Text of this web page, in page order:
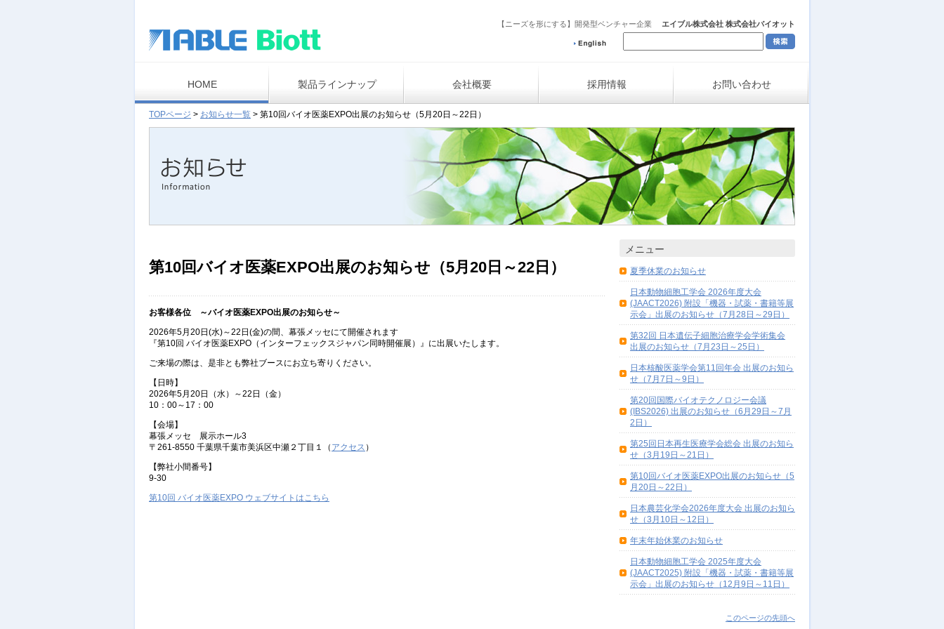
【ニーズを形にする】開発型ベンチャー企業 エイブル株式会社 株式会社バイオット
HOME 製品ラインナップ 会社概要 採用情報 お問い合わせ
TOPページ > お知らせ一覧 > 第10回バイオ医薬EXPO出展のお知らせ（5月20日～22日）
第10回バイオ医薬EXPO出展のお知らせ（5月20日～22日）
お客様各位 ～バイオ医薬EXPO出展のお知らせ～
2026年5月20日(水)～22日(金)の間、幕張メッセにて開催されます
『第10回 バイオ医薬EXPO（インターフェックスジャパン同時開催展）』に出展いたします。
ご来場の際は、是非とも弊社ブースにお立ち寄りください。
【日時】
2026年5月20日（水）～22日（金）
10：00～17：00
【会場】
幕張メッセ 展示ホール3
〒261-8550 千葉県千葉市美浜区中瀬２丁目１（ アクセス ）
【弊社小間番号】
9-30
第10回 バイオ医薬EXPO ウェブサイトはこちら
メニュー
夏季休業のお知らせ
日本動物細胞工学会 2026年度大会
(JAACT2026) 附設「機器・試薬・書籍等展
示会」出展のお知らせ（7月28日～29日）
第32回 日本遺伝子細胞治療学会学術集会
出展のお知らせ（7月23日～25日）
日本核酸医薬学会第11回年会 出展のお知ら
せ（7月7日～9日）
第20回国際バイオテクノロジー会議
(IBS2026) 出展のお知らせ（6月29日～7月
2日）
第25回日本再生医療学会総会 出展のお知ら
せ（3月19日～21日）
第10回バイオ医薬EXPO出展のお知らせ（5
月20日～22日）
日本農芸化学会2026年度大会 出展のお知ら
せ（3月10日～12日）
年末年始休業のお知らせ
日本動物細胞工学会 2025年度大会
(JAACT2025) 附設「機器・試薬・書籍等展
示会」出展のお知らせ（12月9日～11日）
このページの先頭へ